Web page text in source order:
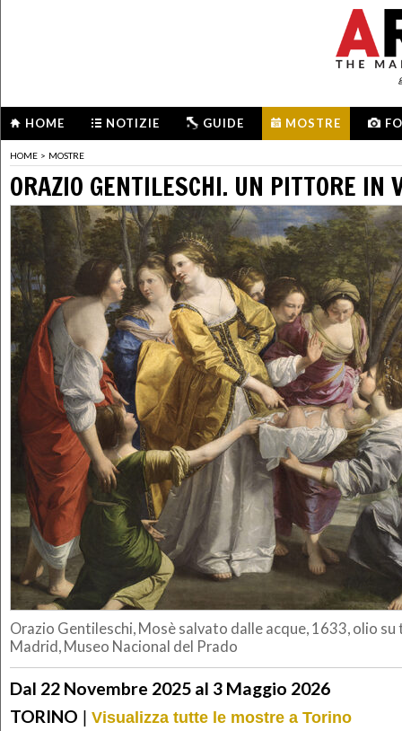
HOME NOTIZIE GUIDE MOSTRE
HOME > MOSTRE
ORAZIO GENTILESCHI. UN PITTORE IN
Orazio Gentileschi, Mosè salvato dalle acque, 1633, olio su
Madrid, Museo Nacional del Prado
Dal 22 Novembre 2025 al 3 Maggio 2026
TORINO | Visualizza tutte le mostre a Torino